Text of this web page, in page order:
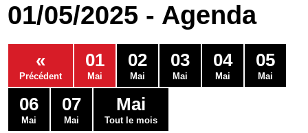
Economie
Services
Contacts
01/05/2025 - Agenda
«
Précédent
01
Mai
02
Mai
03
Mai
04
Mai
05
Mai
06
Mai
07
Mai
Mai
Tout le mois